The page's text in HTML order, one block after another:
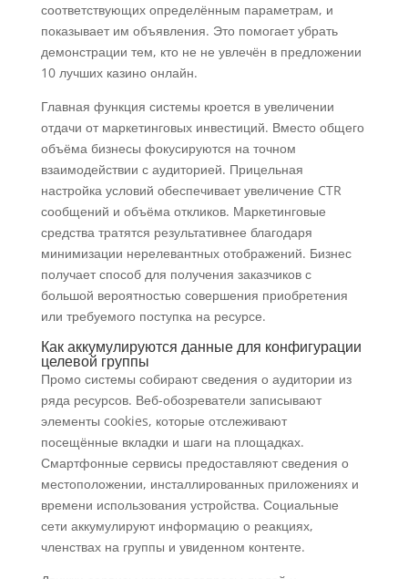
соответствующих определённым параметрам, и
показывает им объявления. Это помогает убрать
демонстрации тем, кто не не увлечён в предложении
10 лучших казино онлайн.
Главная функция системы кроется в увеличении
отдачи от маркетинговых инвестиций. Вместо общего
объёма бизнесы фокусируются на точном
взаимодействии с аудиторией. Прицельная
настройка условий обеспечивает увеличение CTR
сообщений и объёма откликов. Маркетинговые
средства тратятся результативнее благодаря
минимизации нерелевантных отображений. Бизнес
получает способ для получения заказчиков с
большой вероятностью совершения приобретения
или требуемого поступка на ресурсе.
Как аккумулируются данные для конфигурации
целевой группы
Промо системы собирают сведения о аудитории из
ряда ресурсов. Веб-обозреватели записывают
элементы cookies, которые отслеживают
посещённые вкладки и шаги на площадках.
Смартфонные сервисы предоставляют сведения о
местоположении, инсталлированных приложениях и
времени использования устройства. Социальные
сети аккумулируют информацию о реакциях,
членствах на группы и увиденном контенте.